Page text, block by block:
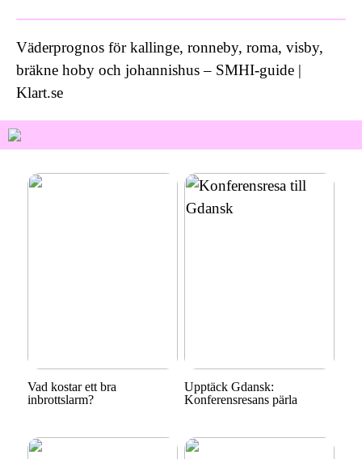
Väderprognos för kallinge, ronneby, roma, visby,
bräkne hoby och johannishus – SMHI-guide |
Klart.se
Vad kostar ett bra
inbrottslarm?
Upptäck Gdansk:
Konferensresans pärla